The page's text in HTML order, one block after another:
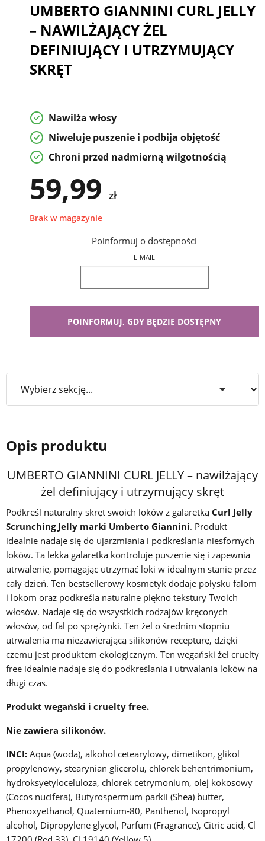
UMBERTO GIANNINI CURL JELLY
– NAWILŻAJĄCY ŻEL
DEFINIUJĄCY I UTRZYMUJĄCY
SKRĘT
Nawilża włosy
Niweluje puszenie i podbija objętość
Chroni przed nadmierną wilgotnością
59,99 zł
Brak w magazynie
Poinformuj o dostępności
E-MAIL
Opis produktu
UMBERTO GIANNINI CURL JELLY – nawilżający
żel definiujący i utrzymujący skręt
Podkreśl naturalny skręt swoich loków z galaretką Curl Jelly
Scrunching Jelly marki Umberto Giannini. Produkt
idealnie nadaje się do ujarzmiania i podkreślania niesfornych
loków. Ta lekka galaretka kontroluje puszenie się i zapewnia
utrwalenie, pomagając utrzymać loki w idealnym stanie przez
cały dzień. Ten bestsellerowy kosmetyk dodaje połysku falom
i lokom oraz podkreśla naturalne piękno tekstury Twoich
włosów. Nadaje się do wszystkich rodzajów kręconych
włosów, od fal po sprężynki. Ten żel o średnim stopniu
utrwalenia ma niezawierającą silikonów recepturę, dzięki
czemu jest produktem ekologicznym. Ten wegański żel cruelty
free idealnie nadaje się do podkreślania i utrwalania loków na
długi czas.
Produkt wegański i cruelty free.
Nie zawiera silikonów.
INCI: Aqua (woda), alkohol cetearylowy, dimetikon, glikol
propylenowy, stearynian glicerolu, chlorek behentrimonium,
hydroksyetyloceluloza, chlorek cetrymonium, olej kokosowy
(Cocos nucifera), Butyrospermum parkii (Shea) butter,
Phenoxyethanol, Quaternium-80, Panthenol, Isopropyl
alcohol, Dipropylene glycol, Parfum (Fragrance), Citric acid, Cl